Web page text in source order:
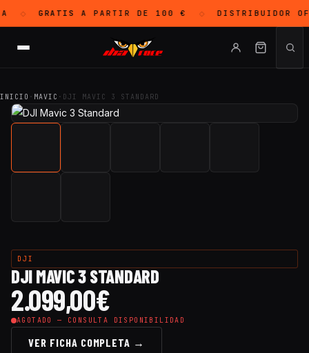
◇ GRATISA PARTIR DE 100 € ◇ DISTRIBUIDOR
INICIO · MAVIC · DJI MAVIC 3 STANDARD
DJI
DJI MAVIC 3 STANDARD
2.099,00€
AGOTADO — CONSULTA DISPONIBILIDAD
VER FICHA COMPLETA →